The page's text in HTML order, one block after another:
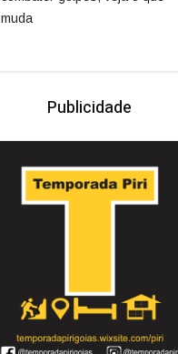
muda
Publicidade